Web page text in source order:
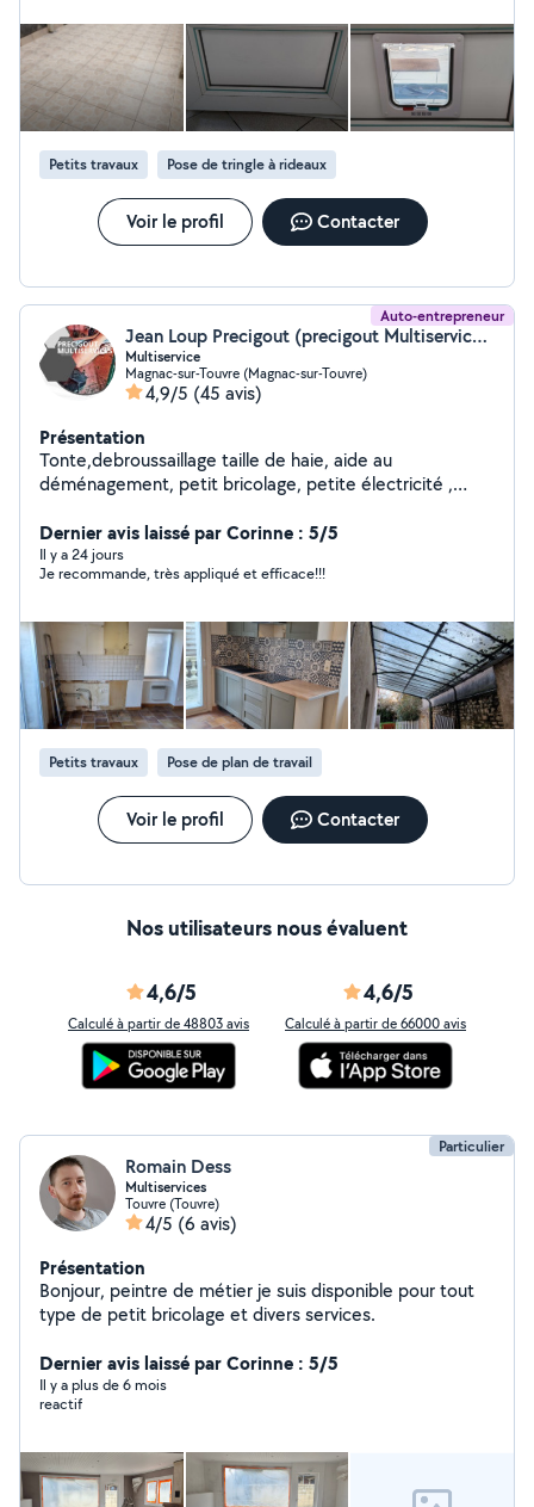
Petits travaux Pose de tringle à rideaux
Voir le profil Contacter
Auto-entrepreneur
Jean Loup Precigout (precigout Multiservice ( P.M.S ))
Multiservice
Magnac-sur-Touvre (Magnac-sur-Touvre)
4,9/5 (45 avis)
Présentation
Tonte,debroussaillage taille de haie, aide au
déménagement, petit bricolage, petite électricité ,
Dernier avis laissé par Corinne : 5/5
Il y a 24 jours
Je recommande, très appliqué et efficace!!!
Petits travaux Pose de plan de travail
Voir le profil Contacter
Nos utilisateurs nous évaluent
4,6/5
Calculé à partir de 48803 avis
4,6/5
Calculé à partir de 66000 avis
Particulier
Romain Dess
Multiservices
Touvre (Touvre)
4/5 (6 avis)
Présentation
Bonjour, peintre de métier je suis disponible pour tout
type de petit bricolage et divers services.
Dernier avis laissé par Corinne : 5/5
Il y a plus de 6 mois
reactif